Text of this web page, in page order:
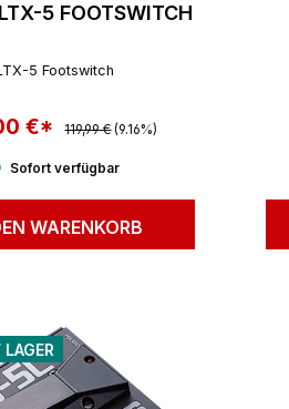
5 FOOTSWITCH
5 Footswitch
€* Regulärer Preis:
119,99 € (9.16%)
Sofort verfügbar
WARENKORB